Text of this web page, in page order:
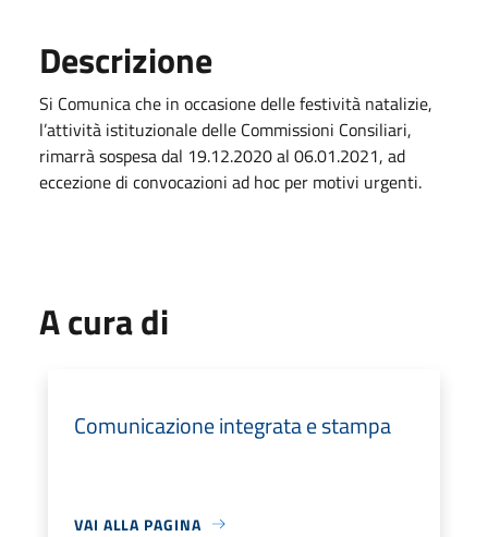
Descrizione
Si Comunica che in occasione delle festività natalizie,
l’attività istituzionale delle Commissioni Consiliari,
rimarrà sospesa dal 19.12.2020 al 06.01.2021, ad
eccezione di convocazioni ad hoc per motivi urgenti.
A cura di
Comunicazione integrata e stampa
VAI ALLA PAGINA